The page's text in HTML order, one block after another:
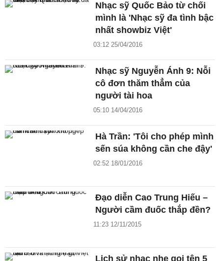
Nhạc sỹ Quốc Bảo từ chối
mình là 'Nhạc sỹ đa tình bậc
nhất showbiz Việt'
03:12 25/04/2016
Nhạc sỹ Nguyễn Ánh 9: Nỗi
cô đơn thăm thẳm của
người tài hoa
05:10 14/04/2016
Hà Trần: 'Tôi cho phép mình
sến súa không cần che đậy'
02:52 18/01/2016
Đạo diễn Cao Trung Hiếu –
Người cầm đuốc thắp đền?
11:23 12/11/2015
Lịch sử nhạc nhẹ gọi tên 5